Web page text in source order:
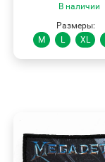
В наличии
Размеры:
M
L XL